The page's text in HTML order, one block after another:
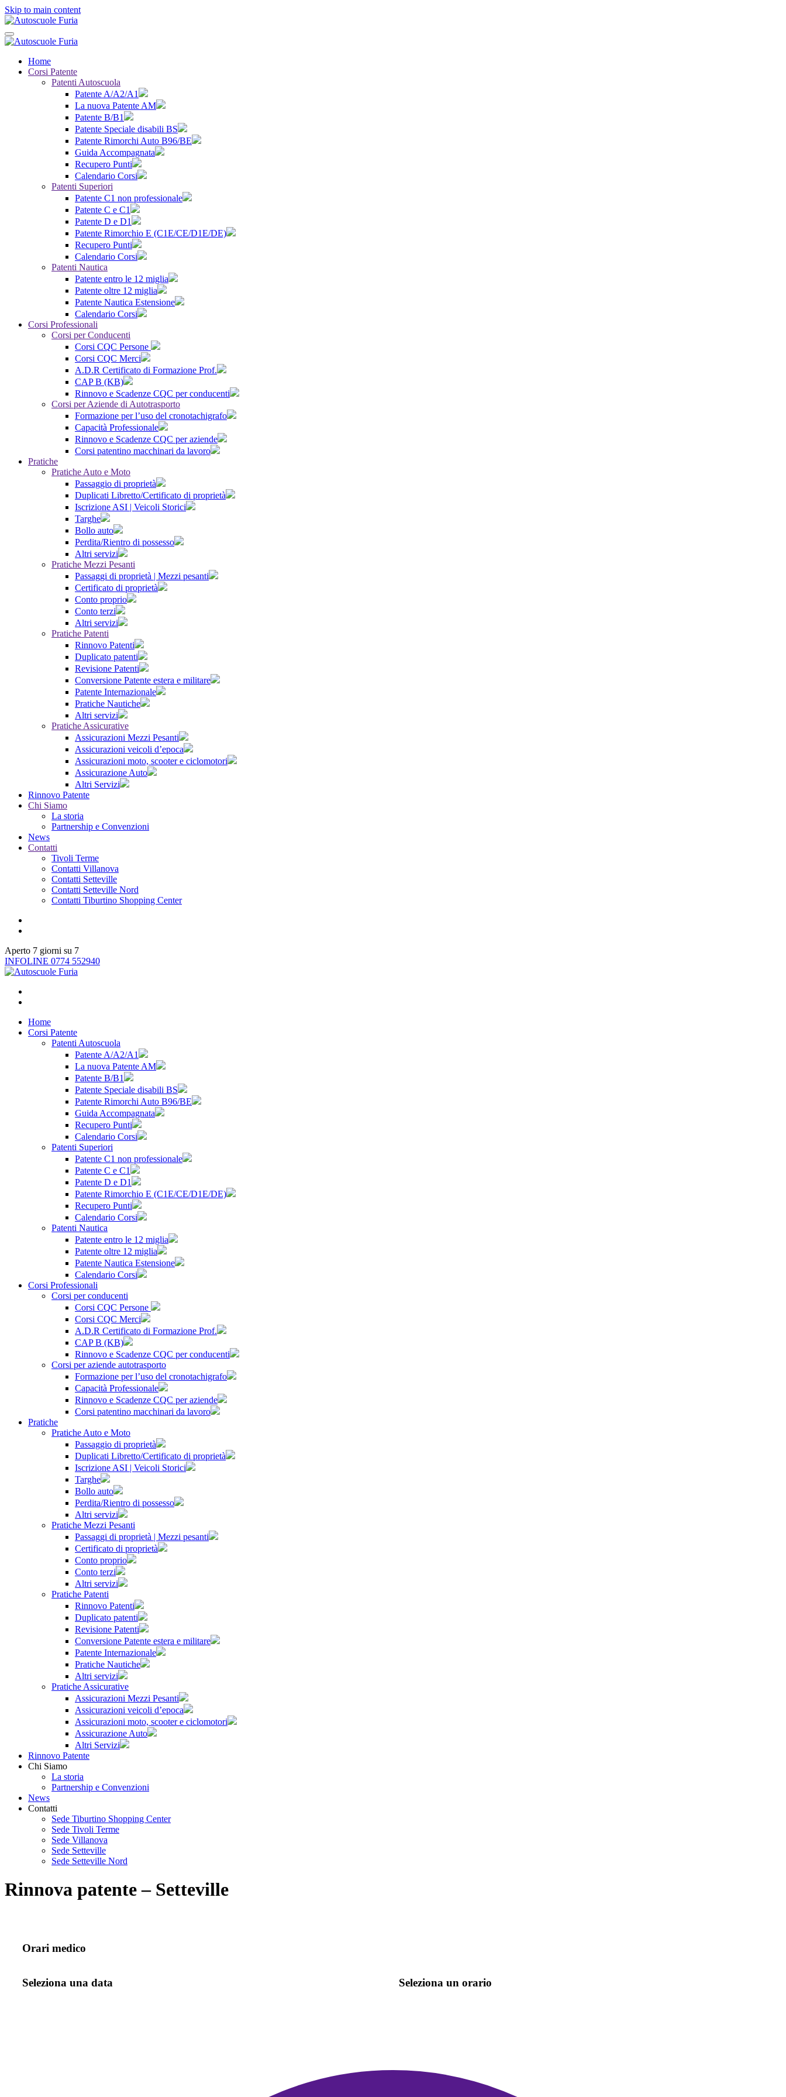
Skip to main content
Home
Corsi Patente
Patenti Autoscuola
Patente A/A2/A1
La nuova Patente AM
Patente B/B1
Patente Speciale disabili BS
Patente Rimorchi Auto B96/BE
Guida Accompagnata
Recupero Punti
Calendario Corsi
Patenti Superiori
Patente C1 non professionale
Patente C e C1
Patente D e D1
Patente Rimorchio E (C1E/CE/D1E/DE)
Recupero Punti
Calendario Corsi
Patenti Nautica
Patente entro le 12 miglia
Patente oltre 12 miglia
Patente Nautica Estensione
Calendario Corsi
Corsi Professionali
Corsi per Conducenti
Corsi CQC Persone
Corsi CQC Merci
A.D.R Certificato di Formazione Prof.
CAP B (KB)
Rinnovo e Scadenze CQC per conducenti
Corsi per Aziende di Autotrasporto
Formazione per l’uso del cronotachigrafo
Capacità Professionale
Rinnovo e Scadenze CQC per aziende
Corsi patentino macchinari da lavoro
Pratiche
Pratiche Auto e Moto
Passaggio di proprietà
Duplicati Libretto/Certificato di proprietà
Iscrizione ASI | Veicoli Storici
Targhe
Bollo auto
Perdita/Rientro di possesso
Altri servizi
Pratiche Mezzi Pesanti
Passaggi di proprietà | Mezzi pesanti
Certificato di proprietà
Conto proprio
Conto terzi
Altri servizi
Pratiche Patenti
Rinnovo Patenti
Duplicato patenti
Revisione Patenti
Conversione Patente estera e militare
Patente Internazionale
Pratiche Nautiche
Altri servizi
Pratiche Assicurative
Assicurazioni Mezzi Pesanti
Assicurazioni veicoli d’epoca
Assicurazioni moto, scooter e ciclomotori
Assicurazione Auto
Altri Servizi
Rinnovo Patente
Chi Siamo
La storia
Partnership e Convenzioni
News
Contatti
Tivoli Terme
Contatti Villanova
Contatti Setteville
Contatti Setteville Nord
Contatti Tiburtino Shopping Center
Aperto 7 giorni su 7
INFOLINE 0774 552940
Home
Corsi Patente
Patenti Autoscuola
Patente A/A2/A1
La nuova Patente AM
Patente B/B1
Patente Speciale disabili BS
Patente Rimorchi Auto B96/BE
Guida Accompagnata
Recupero Punti
Calendario Corsi
Patenti Superiori
Patente C1 non professionale
Patente C e C1
Patente D e D1
Patente Rimorchio E (C1E/CE/D1E/DE)
Recupero Punti
Calendario Corsi
Patenti Nautica
Patente entro le 12 miglia
Patente oltre 12 miglia
Patente Nautica Estensione
Calendario Corsi
Corsi Professionali
Corsi per conducenti
Corsi CQC Persone
Corsi CQC Merci
A.D.R Certificato di Formazione Prof.
CAP B (KB)
Rinnovo e Scadenze CQC per conducenti
Corsi per aziende autotrasporto
Formazione per l’uso del cronotachigrafo
Capacità Professionale
Rinnovo e Scadenze CQC per aziende
Corsi patentino macchinari da lavoro
Pratiche
Pratiche Auto e Moto
Passaggio di proprietà
Duplicati Libretto/Certificato di proprietà
Iscrizione ASI | Veicoli Storici
Targhe
Bollo auto
Perdita/Rientro di possesso
Altri servizi
Pratiche Mezzi Pesanti
Passaggi di proprietà | Mezzi pesanti
Certificato di proprietà
Conto proprio
Conto terzi
Altri servizi
Pratiche Patenti
Rinnovo Patenti
Duplicato patenti
Revisione Patenti
Conversione Patente estera e militare
Patente Internazionale
Pratiche Nautiche
Altri servizi
Pratiche Assicurative
Assicurazioni Mezzi Pesanti
Assicurazioni veicoli d’epoca
Assicurazioni moto, scooter e ciclomotori
Assicurazione Auto
Altri Servizi
Rinnovo Patente
Chi Siamo
La storia
Partnership e Convenzioni
News
Contatti
Sede Tiburtino Shopping Center
Sede Tivoli Terme
Sede Villanova
Sede Setteville
Sede Setteville Nord
Rinnova patente – Setteville
Orari medico
Seleziona una data Seleziona un orario